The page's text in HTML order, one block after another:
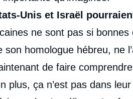
Unis et Israël
ne sont pas si
homologue hébreu, ne
de faire
plus, ça n’est pas dans